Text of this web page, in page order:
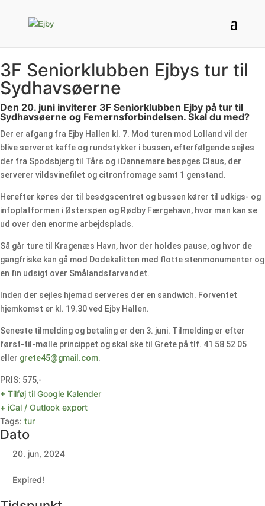
3F Seniorklubben Ejbys tur til
Sydhavsøerne
Den 20. juni inviterer 3F Seniorklubben Ejby på tur til
Sydhavsøerne og Femernsforbindelsen. Skal du med?
Der er afgang fra Ejby Hallen kl. 7. Mod turen mod Lolland vil der
blive serveret kaffe og rundstykker i bussen, efterfølgende sejles
der fra Spodsbjerg til Tårs og i Dannemare besøges Claus, der
serverer vildsvinefilet og citronfromage samt 1 genstand.
Herefter køres der til besøgscentret og bussen kører til udkigs- og
infoplatformen i Østersøen og Rødby Færgehavn, hvor man kan se
ud over den enorme arbejdsplads.
Så går ture til Kragenæs Havn, hvor der holdes pause, og hvor de
gangfriske kan gå mod Dodekalitten med flotte stenmonumenter og
en fin udsigt over Smålandsfarvandet.
Inden der sejles hjemad serveres der en sandwich. Forventet
hjemkomst er kl. 19.30 ved Ejby Hallen.
Seneste tilmelding og betaling er den 3. juni. Tilmelding er efter
først-til-mølle princippet og skal ske til Grete på tlf. 41 58 52 05
eller grete45@gmail.com.
PRIS: 575,-
+ Tilføj til Google Kalender
+ iCal / Outlook export
Tags: tur
Dato
20. jun, 2024
Expired!